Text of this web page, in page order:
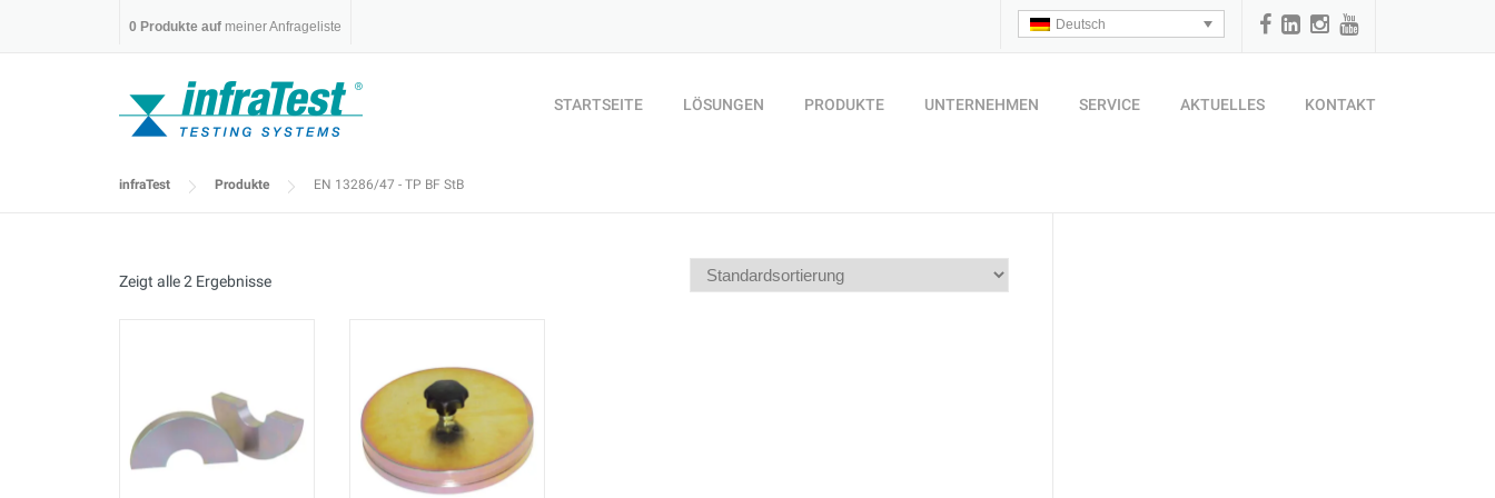
0 Produkte auf meiner Anfrageliste Deutsch
STARTSEITE LÖSUNGEN PRODUKTE UNTERNEHMEN SERVICE AKTUELLES KONTAKT
infraTest Produkte EN 13286/47 - TP BF StB
Zeigt alle 2 Ergebnisse